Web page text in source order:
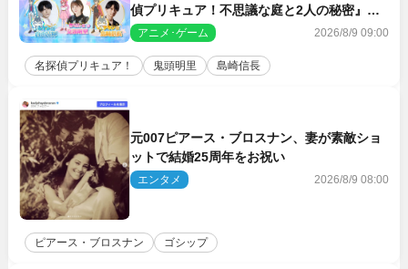
偵プリキュア！不思議な庭と2人の秘密』ゲ
スト声優に決定
アニメ･ゲーム 2026/8/9 09:00
名探偵プリキュア！ 鬼頭明里 島崎信長
元007ピアース・ブロスナン、妻が素敵ショ
ットで結婚25周年をお祝い
エンタメ 2026/8/9 08:00
ピアース・ブロスナン ゴシップ